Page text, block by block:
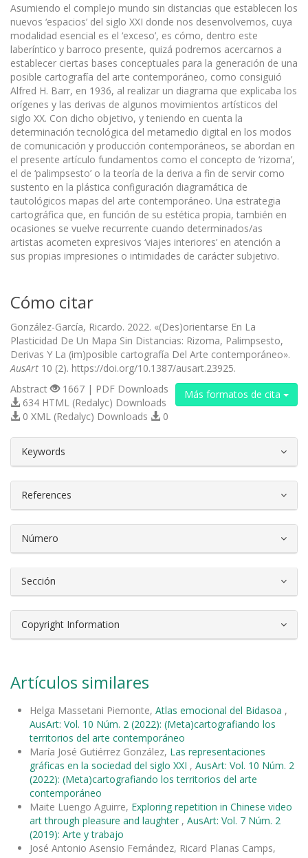
Asumiendo el complejo mundo sin distancias que establecen los
nuevos ‘espacios’ del siglo XXI donde nos desenvolvemos, cuya
modalidad esencial es el ‘exceso’, es cómo, dentro este
laberíntico y barroco presente, quizá podremos acercarnos a
establecer ciertas bases conceptuales para la generación de una
posible cartografía del arte contemporáneo, como consiguió
Alfred H. Barr, en 1936, al realizar un diagrama que explicaba los
orígenes y las derivas de algunos movimientos artísticos del
siglo XX. Con dicho objetivo, y teniendo en cuenta la
determinación tecnológica del metamedio digital en los modos
de comunicación y producción contemporáneos, se abordan en
el presente artículo fundamentos como el concepto de ‘rizoma’,
el de ‘palimpsesto’ o la teoría de la deriva a fin de servir como
sustento en la plástica configuración diagramática de
tautológicos mapas del arte contemporáneo. Una estrategia
cartográfica que, en función de su estética propia, también en
ocasiones se vuelve recurrente cuando determinados/as
artistas acometen expresivos ‘viajes interiores’ en atención a
sus propias impresiones o intimidades de carácter subjetivo.
Cómo citar
González-García, Ricardo. 2022. «(Des)orientarse En La
Plasticidad De Un Mapa Sin Distancias: Rizoma, Palimpsesto,
Derivas Y La (im)posible cartografía Del Arte contemporáneo».
AusArt 10 (2). https://doi.org/10.1387/ausart.23925.
Más formatos de cita
Abstract
1667 | PDF Downloads
634 HTML (Redalyc) Downloads
0 XML (Redalyc) Downloads
0
Keywords
References
Número
Sección
Copyright Information
Artículos similares
Helga Massetani Piemonte, Atlas emocional del Bidasoa ,
AusArt: Vol. 10 Núm. 2 (2022): (Meta)cartografiando los
territorios del arte contemporáneo
María José Gutiérrez González, Las representaciones
gráficas en la sociedad del siglo XXI , AusArt: Vol. 10 Núm. 2
(2022): (Meta)cartografiando los territorios del arte
contemporáneo
Maite Luengo Aguirre, Exploring repetition in Chinese video
art through pleasure and laughter , AusArt: Vol. 7 Núm. 2
(2019): Arte y trabajo
José Antonio Asensio Fernández, Ricard Planas Camps,